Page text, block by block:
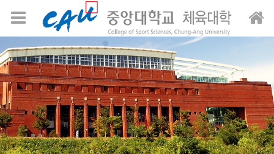
메뉴 건너뛰기